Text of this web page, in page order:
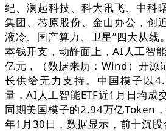
纪、澜起科技、科大讯飞、中科
集团、芯原股份、金山办公，创
液冷、国产算力、卫星”四大从线
本钱开支，动静面上，AI人工智
亿元，（数据来历：Wind）开源
长供给无力支持。中国模子以
量，AI人工智能ETF近1月日均成
同期美国模子的2.94万亿Token
年1月30日，数据显示，前十沉股